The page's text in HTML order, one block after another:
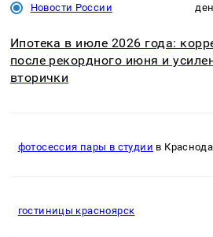
Новости России
Ипотека в июле 2026 года:
после рекордного июня и
вторички
фотосессия пары в студии в
гостиницы красноярск